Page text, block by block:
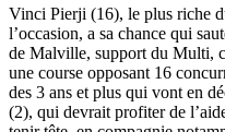
Vinci Pierji (16), le plus riche
l’occasion, a sa chance qui
de Malville, support du Multi,
une course opposant 16
des 3 ans et plus qui vont en
(2), qui devrait profiter de